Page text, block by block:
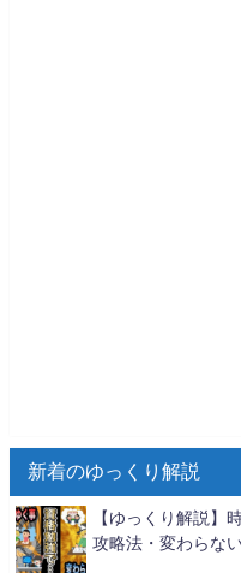
新着のゆっくり解説
【ゆっくり解説】
攻略法・変わらな